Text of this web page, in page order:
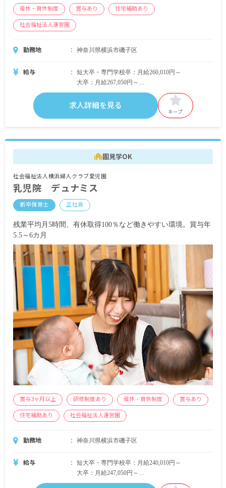
産休・育休制度 賞与あり 住宅補助あり
社会福祉法人運営園
勤務地 神奈川県横浜市磯子区
給与
短大卒・専門学校卒：月給260,010円～
大卒：月給267,050円～
賞与 年3回支給、総額4.4カ月分。
処遇改善手当（上記の給与とは別に毎月支給）
時間外勤務手当（上記の給与とは別に毎月支給）
通勤手当 月50,000円まで
住宅手当 月10,000円または40,000円
※住宅手当について
勤務地より2キロ圏内にお住まいになる場合、住宅
手当が増額され「40,000円支給」となります。ご
実家から通う場合も住宅手当として必ず10,000円
※社宅借り上げ支援制度について
横浜ナーサリーでは、ご自分の選んだお好きな部
屋を社宅として申請し、月82,000円までの家賃補
助が受けられます。
・モデル年収例
年収4,395,000円（月給287,610円／24歳・経験4
年）
年収4,871,000円（月給324,650円／29歳・経験7
年）
年収5,596,000円（月給368,870円／40歳・経験20
年）
※試用期間6カ月（条件変動なし）
求人詳細を見る
キープ
園見学OK
社会福祉法人横浜婦人クラブ愛児園
乳児院 デュナミス
新卒保育士 正社員
残業平均月5時間、有休取得100％など働きやすい環境。賞与年
5.5～6カ月
賞与3ヶ月以上 研修制度あり 産休・育休制度 賞与あり
住宅補助あり 社会福祉法人運営園
勤務地 神奈川県横浜市磯子区
給与
短大卒・専門学校卒：月給240,010円～
大卒：月給247,050円～